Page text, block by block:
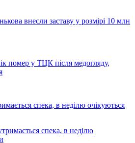
внесли заставу у розмірі 10 млн
помер у ТЦК після медогляду,
спека, в неділю очікуються